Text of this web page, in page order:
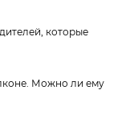
которые
Можно ли ему